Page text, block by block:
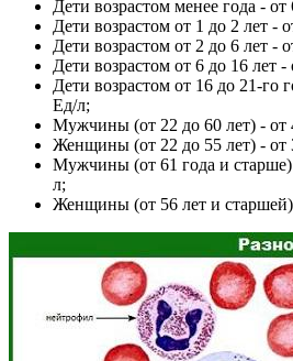
Дети возрастом менее года -
Дети возрастом от 1 до 2 лет -
Дети возрастом от 2 до 6 лет -
Дети возрастом от 6 до 16 лет
Дети возрастом от 16 до 21-го
Ед/л;
Мужчины (от 22 до 60 лет) - от
Женщины (от 22 до 55 лет) - от
Мужчины (от 61 года и
л;
Женщины (от 56 лет и